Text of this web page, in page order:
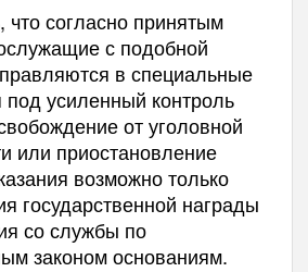
что согласно принятым
с подобной
в специальные
усиленный контроль
от уголовной
или приостановление
возможно только
государственной награды
со службы по
законом основаниям.